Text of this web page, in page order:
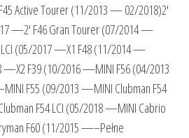
Active Tourer (11/2013 — 02/2018)2′
—2′ F46 Gran Tourer (07/2014 —
LCI (05/2017 —X1 F48 (11/2014 —
—X2 F39 (10/2016 —MINI F56 (04/2013
F55 (09/2013 —MINI Clubman F54
F54 LCI (05/2018 —MINI Cabrio
F60 (11/2015 —–Pełne